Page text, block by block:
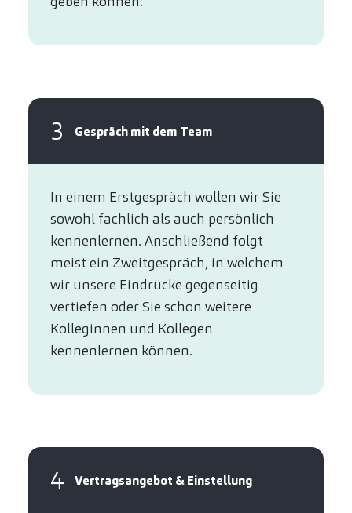
3 Gespräch mit dem Team
In einem Erstgespräch wollen wir Sie
sowohl fachlich als auch persönlich
kennenlernen. Anschließend folgt
meist ein Zweitgespräch, in welchem
wir unsere Eindrücke gegenseitig
vertiefen oder Sie schon weitere
Kolleginnen und Kollegen
kennenlernen können.
4 Vertragsangebot & Einstellung